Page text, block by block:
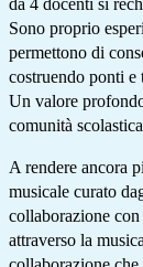
da 4 docenti si
Sono proprio
permettono di
costruendo ponti e
Un valore
comunità
A rendere ancora
musicale curato
collaborazione
attraverso la